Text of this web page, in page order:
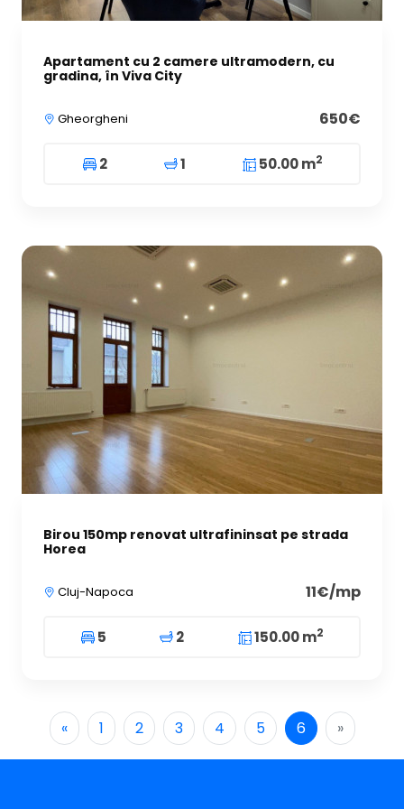
Apartament cu 2 camere ultramodern, cu
gradina, în Viva City
Gheorgheni 650€
2 1 50.00 m2
Birou 150mp renovat ultrafininsat pe strada
Horea
Cluj-Napoca 11€/mp
5 2 150.00 m2
« 1 2 3 4 5 6 »